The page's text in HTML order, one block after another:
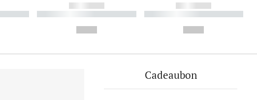
------------
----------- ----------- ----------
------------
----------- ----------- ----------
Cadeaubon